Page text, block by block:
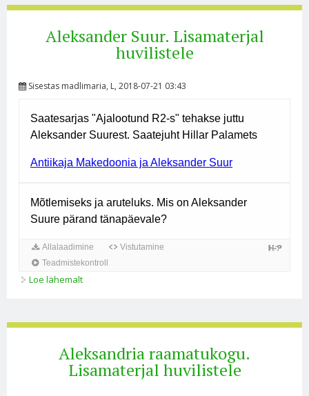
Aleksander Suur. Lisamaterjal
huvilistele
Sisestas madlimaria, L, 2018-07-21 03:43
Loe lähemalt
Aleksandria raamatukogu.
Lisamaterjal huvilistele